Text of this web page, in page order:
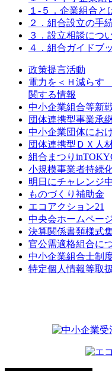
１-５．企業組合と
２．組合設立の手
３．設立相談につ
４．組合ガイドブ
政策提言活動
電力を＜Ｈ減ら
関する情報
中小企業組合等新
団体連携型事業承
中小企業団体にお
団体連携型ＤＸ人
組合まつり
小規模事業者持続
明日にチャレンジ
ものづくり補助金
エコアクション21
中央会ホームペー
決算関係書類様式
官公需適格組合に
中小企業組合士制
特定個人情報等取